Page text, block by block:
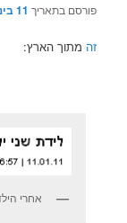
פורסם בתאריך 11 בינואר 2011
זה מתוך הארץ:
אחרי